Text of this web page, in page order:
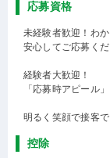
応募資格
未経験者歓迎！わ
安心してご応募くだ
経験者大歓迎！
「応募時アピール
明るく笑顔で接客
控除